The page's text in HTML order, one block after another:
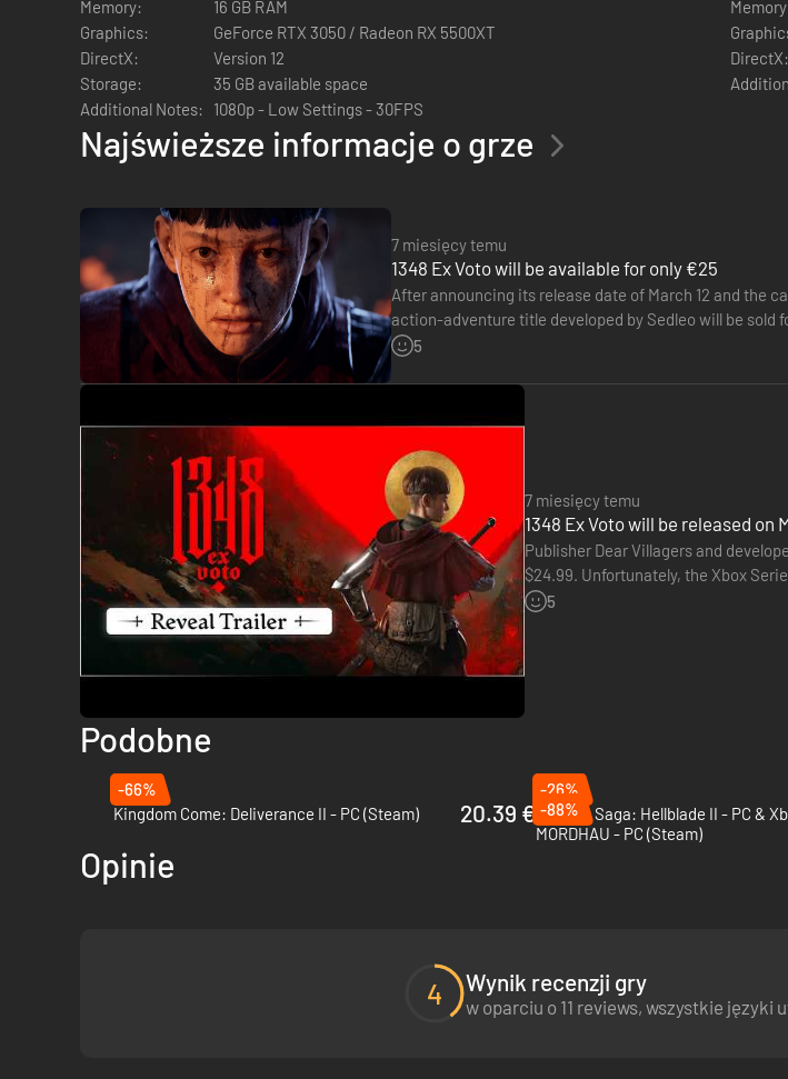
Odkrywaj XIV-wieczne Włochy, kolebkę walk politycznych i epokę masowej migracji ludności
miastach szaleje zaraza.
Gra inspirowana dawnymi europejskimi sztukami walki
Przeżyj emocjonujące walki na miecze w filmowych scenach inspirowanych dawnymi
techniki przechwytywania ruchu.
Wykorzystuj wiedzę Aety o walce, aby zaskakiwać i pokonywać wrogów, strategicznie wybierając
Podczas swojej przygody odszukuj księgi umiejętności, aby odblokować nowe kombinacje i
Zniszczone, ale wciąż wspaniałe Włochy
Memory:
16 GB RAM
Graphics:
GeForce RTX 3050 / Radeon RX 5500XT
DirectX:
Version 12
Storage:
35 GB available space
Additional Notes:
1080p - Low Settings - 30FPS
DirectX:
Najświeższe informacje o grze
7 miesięcy temu
1348 Ex Voto will be available for only €25
After announcing its release date of March 12 and the
action-adventure title developed by Sedleo will be sold
€29.99.…
5
7 miesięcy temu
1348 Ex Voto will be released on
Publisher Dear Villagers and
$24.99. Unfortunately, the Xbox
"allow the studio to focus its efforts
5
Podobne
-66%
Kingdom Come: Deliverance II - PC (Steam)
20.39 €
-26%
-88%
MORDHAU - PC (Steam)
Opinie
4 Wynik recenzji gry
w oparciu o 11 reviews, wszystkie języki